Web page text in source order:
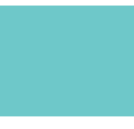
K2 je jeho štandardná
potrieb a špecifík firmy.
exkluzívne pre vašu firmu, ktoré